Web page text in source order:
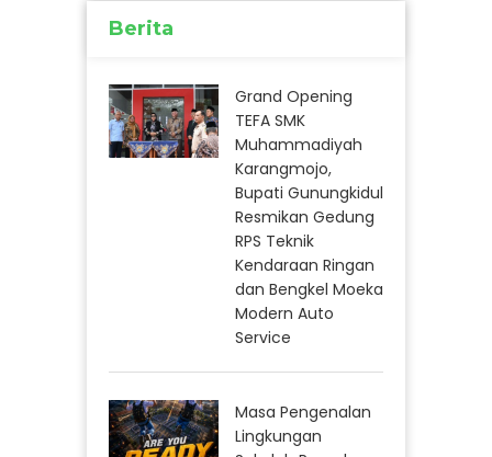
Berita
Grand Opening
TEFA SMK
Muhammadiyah
Karangmojo,
Bupati Gunungkidul
Resmikan Gedung
RPS Teknik
Kendaraan Ringan
dan Bengkel Moeka
Modern Auto
Service
Masa Pengenalan
Lingkungan